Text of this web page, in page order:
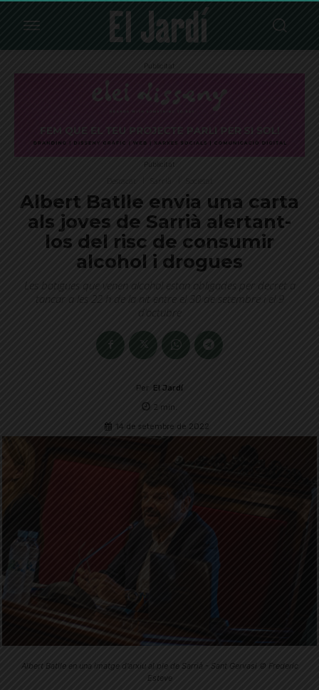
Publicitat
Publicitat
Albert Batlle envia una carta
als joves de Sarrià alertant-
los del risc de consumir
alcohol i drogues
Les botigues que venen alcohol estan obligades per decret a
tancar a les 22 h de la nit entre el 30 de setembre i el 9
d’octubre
Per El Jardí
2 min.
14 de setembre de 2022
Albert Batlle en una imatge d'arxiu al ple de Sarrià - Sant Gervasi © Frederic
Esteve